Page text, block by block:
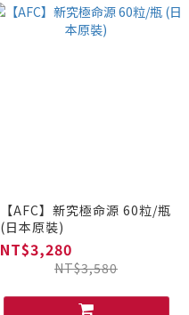
【AFC】新究極命源 60粒/瓶
(日本原裝)
NT$3,280
NT$3,580